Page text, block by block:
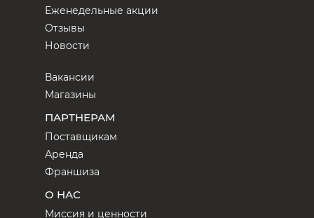
Еженедельные акции
Отзывы
Новости
Вакансии
Магазины
ПАРТНЕРАМ
Поставщикам
Аренда
Франшиза
О НАС
Миссия и ценности